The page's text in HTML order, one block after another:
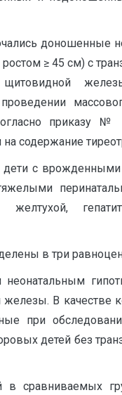
доношенные
≥ 45 см) с
приказу
содержание
дети с
желтухой,
в три
В качестве
при
детей без
в сравниваемых